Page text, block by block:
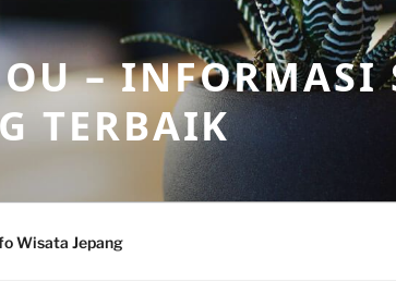
– INFORMASI
TERBAIK
Wisata Jepang